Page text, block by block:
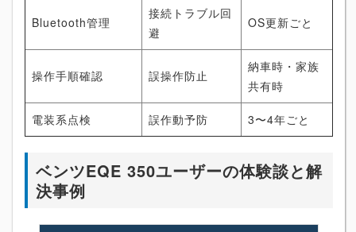
Bluetooth管理
接続トラブル回
避
OS更新ごと
操作手順確認 誤操作防止
納車時・家族
共有時
電装系点検 誤作動予防 3〜4年ごと
ベンツEQE 350ユーザーの体験談と解
決事例